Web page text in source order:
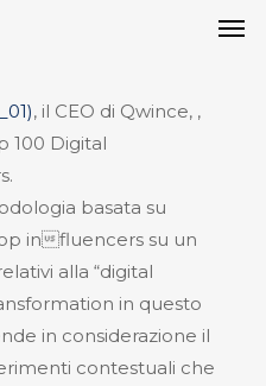
, il CEO di Qwince, ,
100 Digital
basata su
influencers su un
alla “digital
in questo
in considerazione il
contestuali che